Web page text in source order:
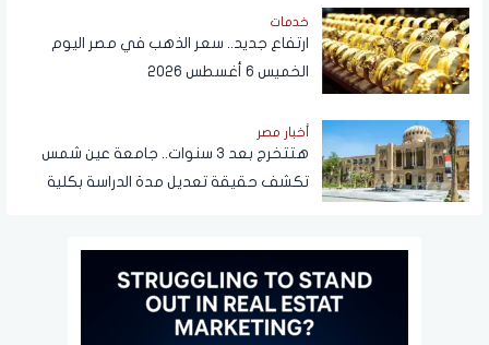
خدمات
ارتفاع جديد.. سعر الذهب في مصر اليوم
الخميس 6 أغسطس 2026
أخبار مصر
هتتخرج بعد 3 سنوات.. جامعة عين شمس
تكشف حقيقة تعديل مدة الدراسة بكلية